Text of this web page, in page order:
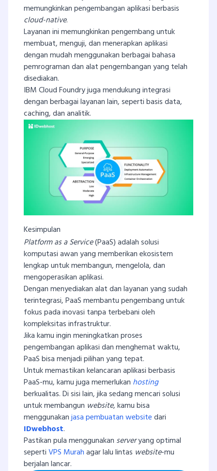
memungkinkan pengembangan aplikasi berbasis
cloud-native.
Layanan ini memungkinkan pengembang untuk
membuat, menguji, dan menerapkan aplikasi
dengan mudah menggunakan berbagai bahasa
pemrograman dan alat pengembangan yang telah
disediakan.
IBM Cloud Foundry juga mendukung integrasi
dengan berbagai layanan lain, seperti basis data,
caching, dan analitik.
Kesimpulan
Platform as a Service(PaaS) adalah solusi
komputasi awan yang memberikan ekosistem
lengkap untuk membangun, mengelola, dan
mengoperasikan aplikasi.
Dengan menyediakan alat dan layanan yang sudah
terintegrasi, PaaS membantu pengembang untuk
fokus pada inovasi tanpa terbebani oleh
kompleksitas infrastruktur.
Jika kamu ingin meningkatkan proses
pengembangan aplikasi dan menghemat waktu,
PaaS bisa menjadi pilihan yang tepat.
Untuk memastikan kelancaran aplikasi berbasis
PaaS-mu, kamu juga memerlukan hosting
berkualitas. Di sisi lain, jika sedang mencari solusi
untuk membangun website, kamu bisa
menggunakanjasa pembuatan websitedari
IDwebhost.
Pastikan pula menggunakan serveryang optimal
sepertiVPS Murahagar lalu lintas website-mu
berjalan lancar.